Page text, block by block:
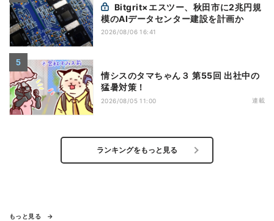
模のAIデータセンター建設を計画か
2026/08/06 16:41
情シスのタマちゃん３ 第55回 出社中の
猛暑対策！
2026/08/05 11:00 連載
ランキングをもっと見る
もっと見る